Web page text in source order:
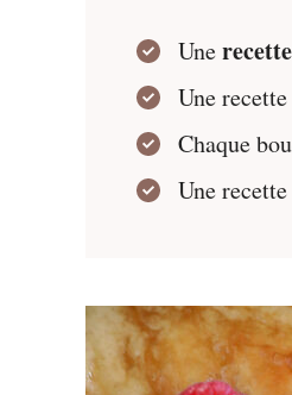
Une
Une
Chaque
Une